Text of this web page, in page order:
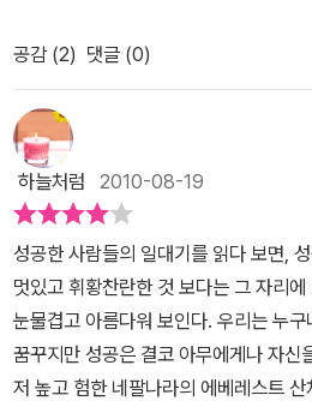
모든 것이 들어 있을 만큼 흥미진진하
는 비장함과 한 사내의 성공을 향한 강
의 꿈을 이룬 박평식 회장, 고물 트럭 한
연봉 1억 원이라는 꿈의 직장을 만든 채
는 안정된 직장을 박차고 컴퓨터 프로그
국을 지키는 사이버 보안관’이라는 칭호
들의 인생 이야기를 읽다보면 이민 1세
해 얼마나 많은 노력과 피땀을 흘렸는
다. 비교적 젊은 세대인 함윤석, 최경림, 이경은, 류은주, 박종환 사장
등은 부자가 되고 싶거나 이민을 꿈꾸는
될 것이다. 먼저 미국에서 창업을 하려
는 감추려한다고 감춰지는 것이 아니다
다면 그 향기는 미미하던지 아니면 없는
끼고 싶다.책에서 말하는 것처럼 책에
는 아닐것이다. 더불어 더 많은 좋은 부자
공에 대한 생각을 보고 '좋은 부자'에 대
이 땅에 사는 사람으로서 부끄럽고 또한
한 10명에게는 몇 가지 공통점이 있다.
이 아니라 성공이라는 말하는 자기게발
인 내용들이 자주 나오는 것을 보면 그
라 할 수 있다.성공의 유일한 비결은 다
사람의 입장에서 사물을 바라볼 줄 아는
성공의 유일한 비결이 아니라 살아가는
공감 (2) 댓글 (0)
하늘처럼 2010-08-19
성공한 사람들의 일대기를 읽다 보면,
멋있고 휘황찬란한 것 보다는 그 자리에
눈물겹고 아름다워 보인다. 우리는 누
꿈꾸지만 성공은 결코 아무에게나 자신
저 높고 험한 네팔나라의 에베레스트